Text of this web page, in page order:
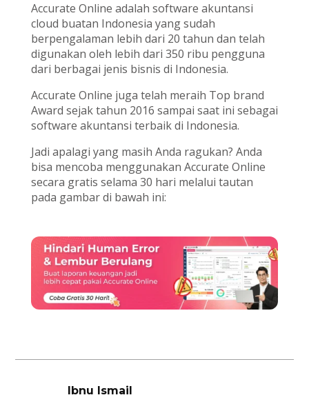
Accurate Online adalah software akuntansi
cloud buatan Indonesia yang sudah
berpengalaman lebih dari 20 tahun dan telah
digunakan oleh lebih dari 350 ribu pengguna
dari berbagai jenis bisnis di Indonesia.
Accurate Online juga telah meraih Top brand
Award sejak tahun 2016 sampai saat ini sebagai
software akuntansi terbaik di Indonesia.
Jadi apalagi yang masih Anda ragukan? Anda
bisa mencoba menggunakan Accurate Online
secara gratis selama 30 hari melalui tautan
pada gambar di bawah ini:
Ibnu Ismail